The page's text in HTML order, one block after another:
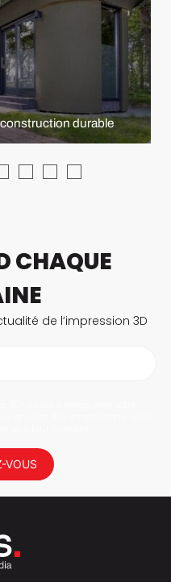
construction durable
CHAQUE
de l’impression 3D
VOUS